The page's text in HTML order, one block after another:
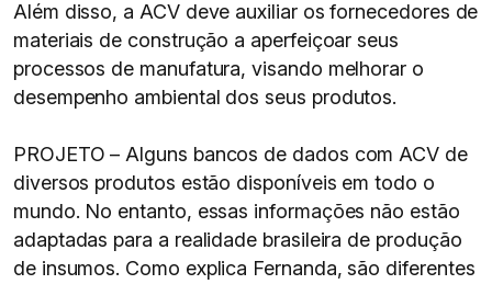
Além disso, a ACV deve auxiliar os fornecedores de
materiais de construção a aperfeiçoar seus
processos de manufatura, visando melhorar o
desempenho ambiental dos seus produtos.
PROJETO – Alguns bancos de dados com ACV de
diversos produtos estão disponíveis em todo o
mundo. No entanto, essas informações não estão
adaptadas para a realidade brasileira de produção
de insumos. Como explica Fernanda, são diferentes